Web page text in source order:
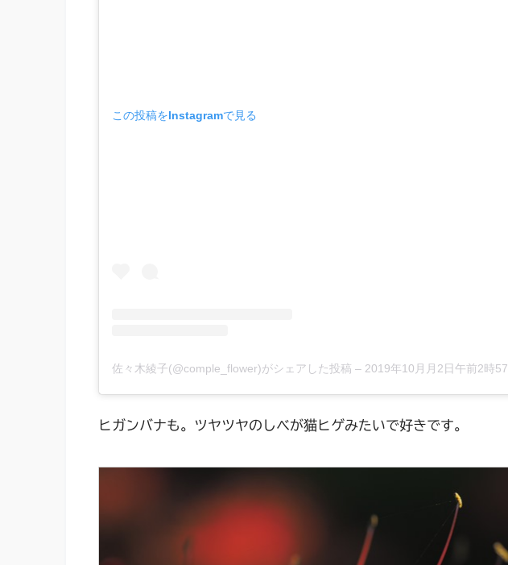
この投稿をInstagramで見る
佐々木綾子(@comple_flower)がシェアした投稿 – 2019年10月月2日午前2時57分PDT
ヒガンバナも。ツヤツヤのしべが猫ヒゲみたいで好きです。